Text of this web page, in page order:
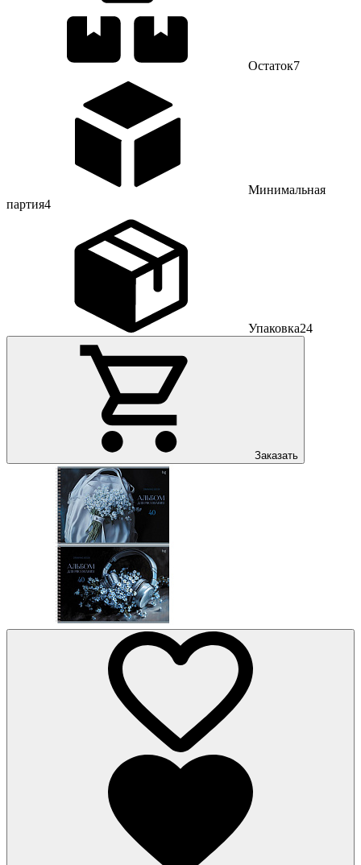
Остаток7
Минимальная
партия4
Упаковка24
Заказать